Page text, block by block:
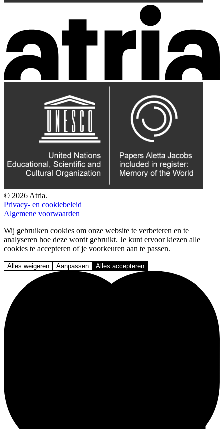
© 2026 Atria.
Privacy- en cookiebeleid
Algemene voorwaarden
Wij gebruiken cookies om onze website te verbeteren en te
analyseren hoe deze wordt gebruikt. Je kunt ervoor kiezen alle
cookies te accepteren of je voorkeuren aan te passen.
Alles weigeren Aanpassen Alles accepteren